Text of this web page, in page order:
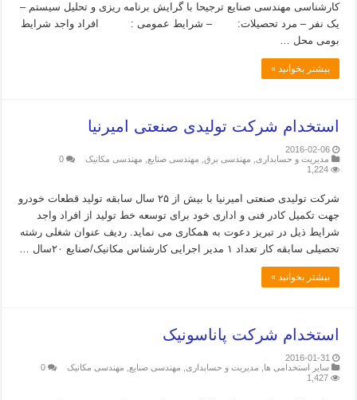
کارشناسی مهندسی صنایع ترجیحا با گرایش برنامه ریزی و تحلیل سیستم –
یک نفر – مرد تحصیلات: – شرایط عمومی : افراد واجد شرایط
بومی محل …
بیشتر بخوانید »
استخدام شرکت تولیدی صنعتی امیرنیا
2016-02-06
مدیریت و حسابداری
مهندسی برق مهندسی صنایع مهندسی مکانیک
0
1,224
شرکت تولیدی صنعتی امیرنیا با بیش از ۲۵ سال سابقه تولید قطعات خودرو
جهت تکمیل کادر فنی و اداری خود برای توسعه خط تولید از افراد واجد
شرایط ذیل در تبریز دعوت به همکاری می نماید. ردیف عنوان شغلی رشته
تحصیلی سابقه کار تعداد ۱ مدیر اجرایی کارشناس مکانیک/صنایع ۲۰سال …
بیشتر بخوانید »
استخدام شرکت پاناسونیک
2016-01-31
سایر استخدامی ها
مدیریت و حسابداری مهندسی صنایع مهندسی مکانیک
0
1,427